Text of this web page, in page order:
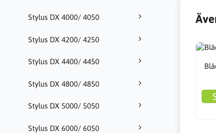
Stylus DX 4000/ 4050
Stylus DX 4200/ 4250
Stylus DX 4400/ 4450
Stylus DX 4800/ 4850
Stylus DX 5000/ 5050
Stylus DX 6000/ 6050